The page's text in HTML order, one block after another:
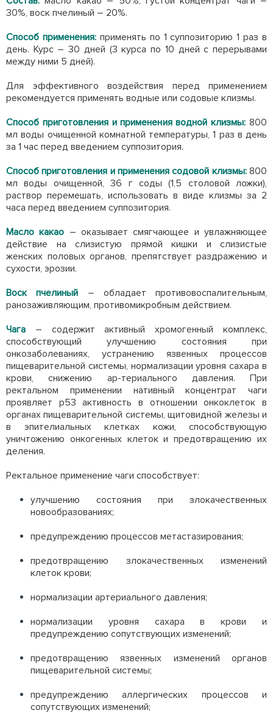
30%, воск пчелиный – 20%.
Способ применения:применять по 1 суппозиторию 1 раз в
день. Курс – 30 дней (3 курса по 10 дней с перерывами
между ними 5 дней).
Для эффективного воздействия перед применением
рекомендуется применять водные или содовые клизмы.
Способ приготовления и применения водной клизмы: 800
мл воды очищенной комнатной температуры, 1 раз в день
за 1 час перед введением суппозитория.
Способ приготовления и применения содовой клизмы:800
мл воды очищенной, 36 г соды (1,5 столовой ложки),
раствор перемешать, использовать в виде клизмы за 2
часа перед введением суппозитория.
Масло какао – оказывает смягчающее и увлажняющее
действие на слизистую прямой кишки и слизистые
женских половых органов, препятствует раздражению и
сухости, эрозии.
Воск пчелиный – обладает противовоспалительным,
ранозаживляющим, противомикробным действием.
Чага – содержит активный хромогенный комплекс,
способствующий улучшению состояния при
онкозаболеваниях, устранению язвенных процессов
пищеварительной системы, нормализации уровня сахара в
крови, снижению ар-териального давления. При
ректальном применении нативный концентрат чаги
проявляет р53 активность в отношении онкоклеток в
органах пищеварительной системы, щитовидной железы и
в эпителиальных клетках кожи, способствующую
уничтожению онкогенных клеток и предотвращению их
деления.
Ректальное применение чаги способствует:
улучшению состояния при злокачественных
новообразованиях;
предупреждению процессов метастазирования;
предотвращению злокачественных изменений
клеток крови;
нормализации артериального давления;
нормализации уровня сахара в крови и
предупреждению сопутствующих изменений;
предотвращению язвенных изменений органов
пищеварительной системы;
предупреждению аллергических процессов и
сопутствующих изменений;